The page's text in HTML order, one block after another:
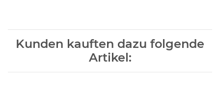
Kunden kauften dazu folgende
Artikel: